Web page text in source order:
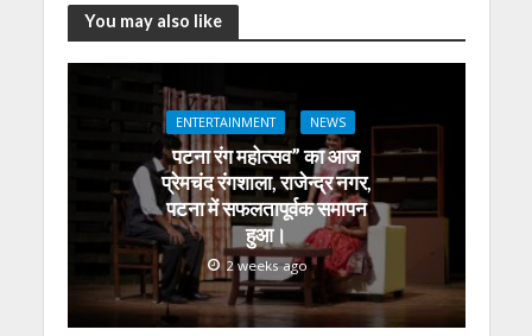
s
A
b
o
o
k
er
a n
er
dI
You may also like
ENTERTAINMENT NEWS
पटना रंग महोत्सव” का आज
प्रेमचंद रंगशाला, राजेन्द्र नगर,
पटना में सफलतापूर्वक समापन
हुआ।
2 weeks ago